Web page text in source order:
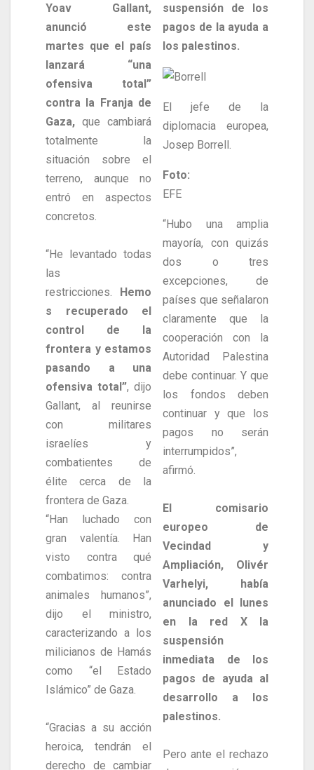
Yoav Gallant,
anunció este
martes que el país
lanzará “una
ofensiva total”
contra la Franja de
Gaza, que cambiará
totalmente la
situación sobre el
terreno, aunque no
entró en aspectos
concretos.
“He levantado todas
las
restricciones. Hemo
s recuperado el
control de la
frontera y estamos
pasando a una
ofensiva total”, dijo
Gallant, al reunirse
con militares
israelíes y
combatientes de
élite cerca de la
frontera de Gaza.
“Han luchado con
gran valentía. Han
visto contra qué
combatimos: contra
animales humanos”,
dijo el ministro,
caracterizando a los
milicianos de Hamás
como “el Estado
Islámico” de Gaza.
“Gracias a su acción
heroica, tendrán el
derecho de cambiar
suspensión de los
pagos de la ayuda a
los palestinos.
El jefe de la
diplomacia europea,
Josep Borrell.
Foto:
EFE
“Hubo una amplia
mayoría, con quizás
dos o tres
excepciones, de
países que señalaron
claramente que la
cooperación con la
Autoridad Palestina
debe continuar. Y que
los fondos deben
continuar y que los
pagos no serán
interrumpidos”,
afirmó.
El comisario
europeo de
Vecindad y
Ampliación, Olivér
Varhelyi, había
anunciado el lunes
en la red X la
suspensión
inmediata de los
pagos de ayuda al
desarrollo a los
palestinos.
Pero ante el rechazo